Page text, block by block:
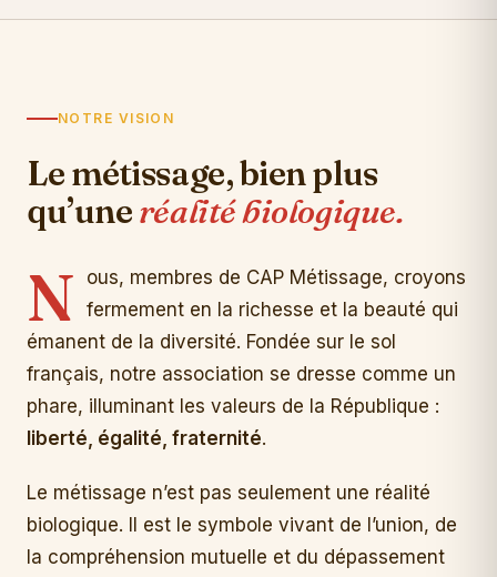
NOTRE VISION
Le métissage, bien plus
qu’uneréalité biologique.
N
ous, membres de CAP Métissage, croyons
fermement en la richesse et la beauté qui
émanent de la diversité. Fondée sur le sol
français, notre association se dresse comme un
phare, illuminant les valeurs de la République :
liberté, égalité, fraternité.
Le métissage n’est pas seulement une réalité
biologique. Il est le symbole vivant de l’union, de
la compréhension mutuelle et du dépassement